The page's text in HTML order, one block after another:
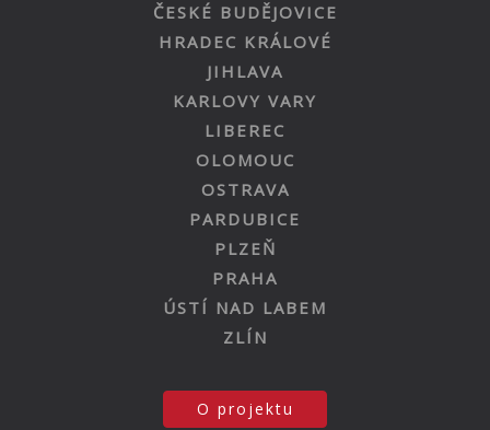
ČESKÉ BUDĚJOVICE
HRADEC KRÁLOVÉ
JIHLAVA
KARLOVY VARY
LIBEREC
OLOMOUC
OSTRAVA
PARDUBICE
PLZEŇ
PRAHA
ÚSTÍ NAD LABEM
ZLÍN
O projektu